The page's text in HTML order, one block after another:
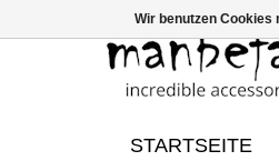
STARTSEITE
Wir benutzen Cookies